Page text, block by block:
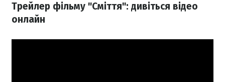
Трейлер фільму "Сміття": дивіться відео
онлайн